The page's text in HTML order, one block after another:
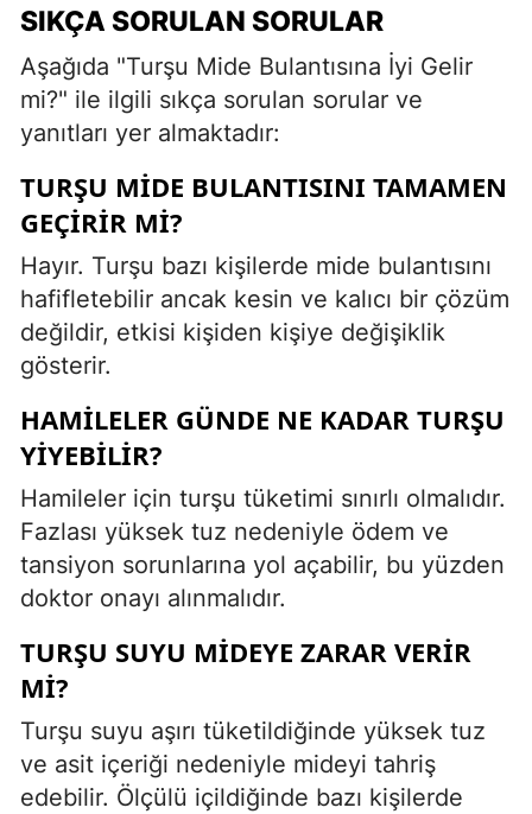
SIKÇA SORULAN SORULAR
Aşağıda "Turşu Mide Bulantısına İyi Gelir
mi?" ile ilgili sıkça sorulan sorular ve
yanıtları yer almaktadır:
TURŞU MIDE BULANTISINI TAMAMEN
GEÇIRIR MI?
Hayır. Turşu bazı kişilerde mide bulantısını
hafifletebilir ancak kesin ve kalıcı bir çözüm
değildir, etkisi kişiden kişiye değişiklik
gösterir.
HAMILELER GÜNDE NE KADAR TURŞU
YIYEBILIR?
Hamileler için turşu tüketimi sınırlı olmalıdır.
Fazlası yüksek tuz nedeniyle ödem ve
tansiyon sorunlarına yol açabilir, bu yüzden
doktor onayı alınmalıdır.
TURŞU SUYU MIDEYE ZARAR VERIR
MI?
Turşu suyu aşırı tüketildiğinde yüksek tuz
ve asit içeriği nedeniyle mideyi tahriş
edebilir. Ölçülü içildiğinde bazı kişilerde